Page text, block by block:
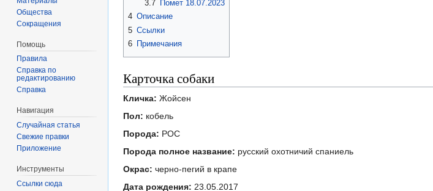
3.7
Помет 18.07.2023
4 Описание
5 Ссылки
6 Примечания
Карточка собаки
Кличка: Жойсен
Пол: кобель
Порода: РОС
Порода полное название: русский охотничий спаниель
Окрас: черно-пегий в крапе
Дата рождения: 23.05.2017
Общества
Сокращения
Помощь
Правила
Справка по
редактированию
Справка
Навигация
Случайная статья
Свежие правки
Приложение
Инструменты
Ссылки сюда